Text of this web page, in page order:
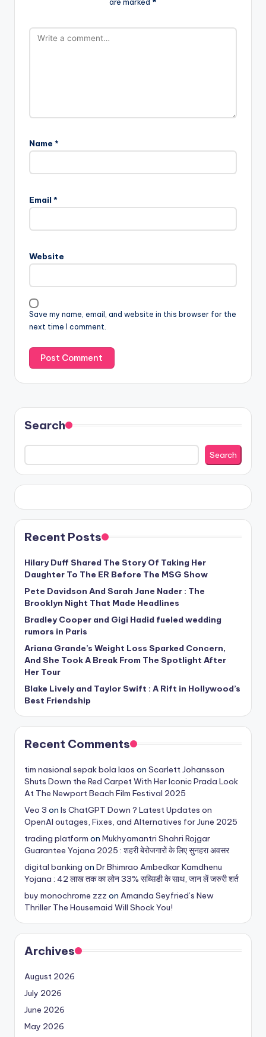
Name *
Email *
Website
Save my name, email, and website in this browser for the
next time I comment.
Search
Search
Recent Posts
Hilary Duff Shared The Story Of Taking Her
Daughter To The ER Before The MSG Show
Pete Davidson And Sarah Jane Nader : The
Brooklyn Night That Made Headlines
Bradley Cooper and Gigi Hadid fueled wedding
rumors in Paris
Ariana Grande’s Weight Loss Sparked Concern,
And She Took A Break From The Spotlight After
Her Tour
Blake Lively and Taylor Swift : A Rift in Hollywood’s
Best Friendship
Recent Comments
tim nasional sepak bola laos on Scarlett Johansson
Shuts Down the Red Carpet With Her Iconic Prada Look
At The Newport Beach Film Festival 2025
Veo 3 on Is ChatGPT Down ? Latest Updates on
OpenAI outages, Fixes, and Alternatives for June 2025
trading platform on Mukhyamantri Shahri Rojgar
Guarantee Yojana 2025 : शहरी बेरोजगारों के लिए सुनहरा अवसर
digital banking on Dr Bhimrao Ambedkar Kamdhenu
Yojana : 42 लाख तक का लोन 33% सब्सिडी के साथ, जान लें जरुरी शर्त
buy monochrome zzz on Amanda Seyfried’s New
Thriller The Housemaid Will Shock You!
Archives
August 2026
July 2026
June 2026
May 2026